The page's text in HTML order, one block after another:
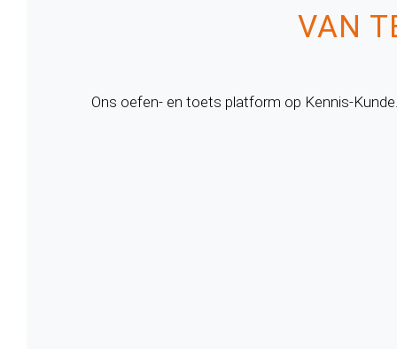
VAN
Ons oefen- en toets platform op Kennis-